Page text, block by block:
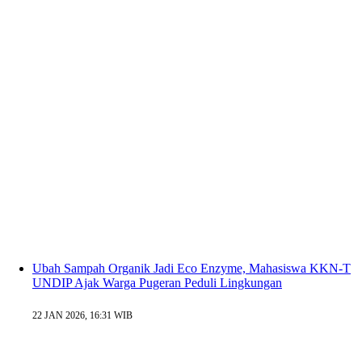
Ubah Sampah Organik Jadi Eco Enzyme, Mahasiswa KKN-T
UNDIP Ajak Warga Pugeran Peduli Lingkungan
22 JAN 2026, 16:31 WIB